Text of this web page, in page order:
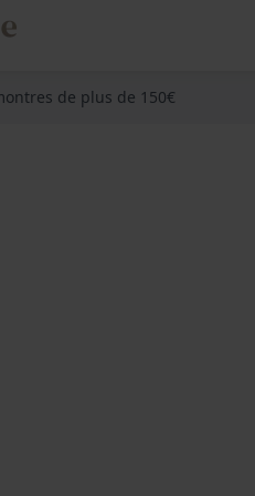
de plus de 150€